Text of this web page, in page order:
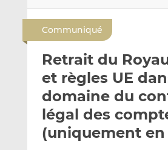
y
e
r
p
a
r
a
g
s
u
a
g
e
r
s
u
Communiqué
Retrait du
et règles UE
domaine du
légal des
(uniquement en